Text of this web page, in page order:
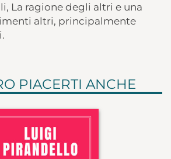
La ragione degli altri e una
altri, principalmente
PIACERTI ANCHE